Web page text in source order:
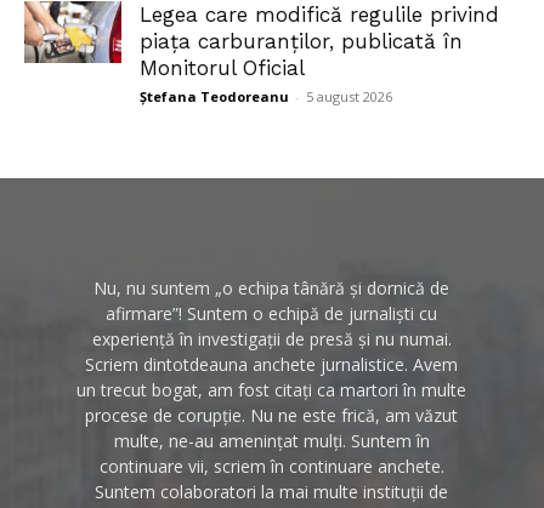
Legea care modifică regulile privind
piața carburanților, publicată în
Monitorul Oficial
Ștefana Teodoreanu - 5 august 2026
Nu, nu suntem „o echipa tânără și dornică de
afirmare”! Suntem o echipă de jurnaliști cu
experiență în investigații de presă și nu numai.
Scriem dintotdeauna anchete jurnalistice. Avem
un trecut bogat, am fost citați ca martori în multe
procese de corupție. Nu ne este frică, am văzut
multe, ne-au amenințat mulți. Suntem în
continuare vii, scriem în continuare anchete.
Suntem colaboratori la mai multe instituții de